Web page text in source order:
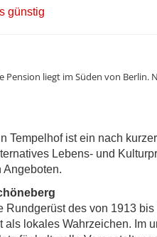
günstig
Pension liegt im Süden von
Tempelhof ist ein nach
Lebens- und
Angeboten.
Rundgerüst des von 1913
als lokales Wahrzeichen. Im